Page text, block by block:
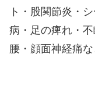
ト・股関節炎・
病・足の痺れ・
腰・顔面神経痛